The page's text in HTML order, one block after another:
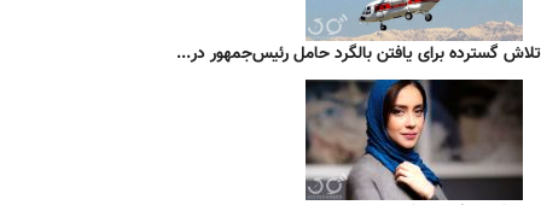
تلاش گسترده برای یافتن بالگرد حامل رئیس‌جمهور در...